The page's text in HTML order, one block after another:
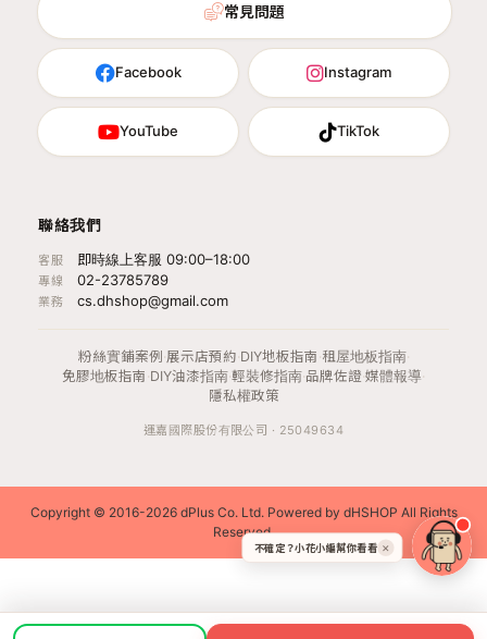
常見問題
Facebook Instagram
YouTube TikTok
聯絡我們
客服 即時線上客服 09:00–18:00
專線 02-23785789
業務 cs.dhshop@gmail.com
粉絲實鋪案例 ·展示店預約·DIY地板指南 ·租屋地板指南·
免膠地板指南 ·DIY油漆指南·輕裝修指南·品牌佐證·媒體報導·
隱私權政策
運嘉國際股份有限公司 · 25049634
Copyright © 2016-2026 dPlus Co. Ltd. Powered by dHSHOP All Rights
Reserved.
不確定？小花小編幫你看看 ✕